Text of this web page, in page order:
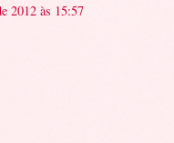
2012 às 15:57